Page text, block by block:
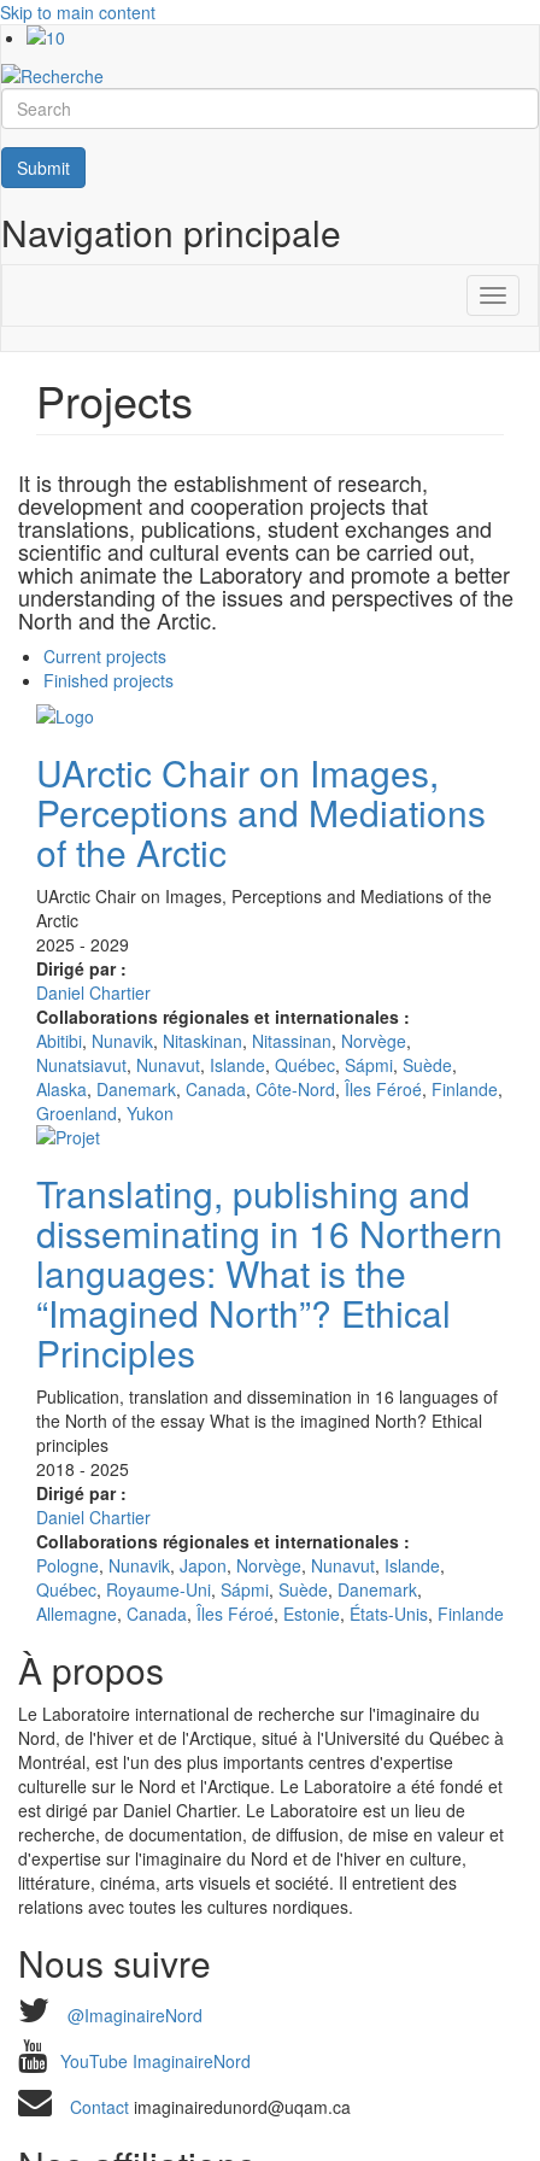
Skip to main content
Search
Submit
Navigation principale
Projects
It is through the establishment of research,
development and cooperation projects that
translations, publications, student exchanges and
scientific and cultural events can be carried out,
which animate the Laboratory and promote a better
understanding of the issues and perspectives of the
North and the Arctic.
Current projects
Finished projects
UArctic Chair on Images,
Perceptions and Mediations
of the Arctic
UArctic Chair on Images, Perceptions and Mediations of the
Arctic
2025 - 2029
Dirigé par :
Daniel Chartier
Collaborations régionales et internationales :
Abitibi, Nunavik, Nitaskinan, Nitassinan, Norvège,
Nunatsiavut, Nunavut, Islande, Québec, Sápmi, Suède,
Alaska, Danemark, Canada, Côte-Nord, Îles Féroé, Finlande,
Groenland, Yukon
Translating, publishing and
disseminating in 16 Northern
languages: What is the
“Imagined North”? Ethical
Principles
Publication, translation and dissemination in 16 languages of
the North of the essay What is the imagined North? Ethical
principles
2018 - 2025
Dirigé par :
Daniel Chartier
Collaborations régionales et internationales :
Pologne, Nunavik, Japon, Norvège, Nunavut, Islande,
Québec, Royaume-Uni, Sápmi, Suède, Danemark,
Allemagne, Canada, Îles Féroé, Estonie, États-Unis, Finlande
À propos
Le Laboratoire international de recherche sur l'imaginaire du
Nord, de l'hiver et de l'Arctique, situé à l'Université du Québec à
Montréal, est l'un des plus importants centres d'expertise
culturelle sur le Nord et l'Arctique. Le Laboratoire a été fondé et
est dirigé par Daniel Chartier. Le Laboratoire est un lieu de
recherche, de documentation, de diffusion, de mise en valeur et
d'expertise sur l'imaginaire du Nord et de l'hiver en culture,
littérature, cinéma, arts visuels et société. Il entretient des
relations avec toutes les cultures nordiques.
Nous suivre
@ImaginaireNord
YouTube ImaginaireNord
Contact imaginairedunord@uqam.ca